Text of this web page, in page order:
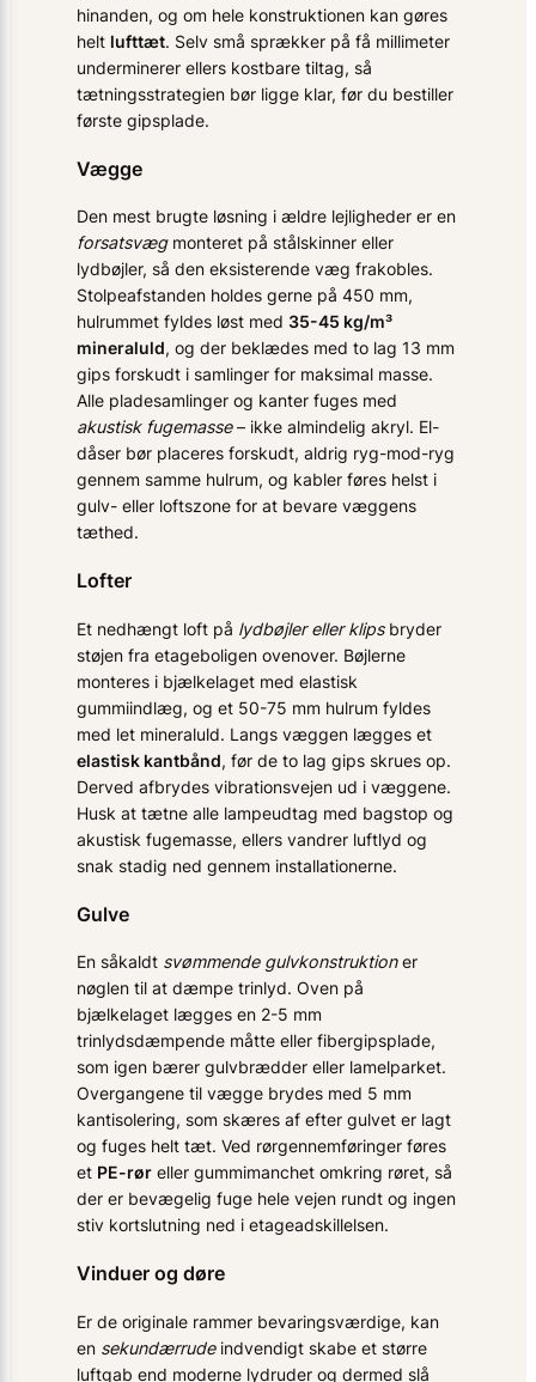
hinanden, og om hele konstruktionen kan gøres
helt lufttæt. Selv små sprækker på få millimeter
underminerer ellers kostbare tiltag, så
tætningsstrategien bør ligge klar, før du bestiller
første gipsplade.
Vægge
Den mest brugte løsning i ældre lejligheder er en
forsatsvægmonteret på stålskinner eller
lydbøjler, så den eksisterende væg frakobles.
Stolpeafstanden holdes gerne på 450 mm,
hulrummet fyldes løst med 35-45 kg/m³
mineraluld, og der beklædes med to lag 13 mm
gips forskudt i samlinger for maksimal masse.
Alle pladesamlinger og kanter fuges med
akustisk fugemasse– ikke almindelig akryl. El-
dåser bør placeres forskudt, aldrig ryg-mod-ryg
gennem samme hulrum, og kabler føres helst i
gulv- eller loftszone for at bevare væggens
tæthed.
Lofter
Et nedhængt loft på lydbøjler eller klipsbryder
støjen fra etageboligen ovenover. Bøjlerne
monteres i bjælkelaget med elastisk
gummiindlæg, og et 50-75 mm hulrum fyldes
med let mineraluld. Langs væggen lægges et
elastisk kantbånd, før de to lag gips skrues op.
Derved afbrydes vibrationsvejen ud i væggene.
Husk at tætne alle lampeudtag med bagstop og
akustisk fugemasse, ellers vandrer luftlyd og
snak stadig ned gennem installationerne.
Gulve
En såkaldt svømmende gulvkonstruktioner
nøglen til at dæmpe trinlyd. Oven på
bjælkelaget lægges en 2-5 mm
trinlydsdæmpende måtte eller fibergipsplade,
som igen bærer gulvbrædder eller lamelparket.
Overgangene til vægge brydes med 5 mm
kantisolering, som skæres af efter gulvet er lagt
og fuges helt tæt. Ved rørgennemføringer føres
et PE-rør eller gummimanchet omkring røret, så
der er bevægelig fuge hele vejen rundt og ingen
stiv kortslutning ned i etageadskillelsen.
Vinduer og døre
Er de originale rammer bevaringsværdige, kan
en sekundærrudeindvendigt skabe et større
luftgab end moderne lydruder og dermed slå